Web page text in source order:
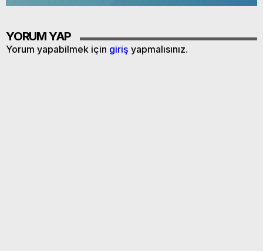
YORUM YAP
Yorum yapabilmek için giriş yapmalısınız.